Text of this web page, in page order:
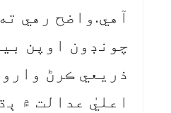
آهي.واضح رهي
چونڊون اوپن
ذريعي ڪرڻ
اعليٰ عدالت ۾